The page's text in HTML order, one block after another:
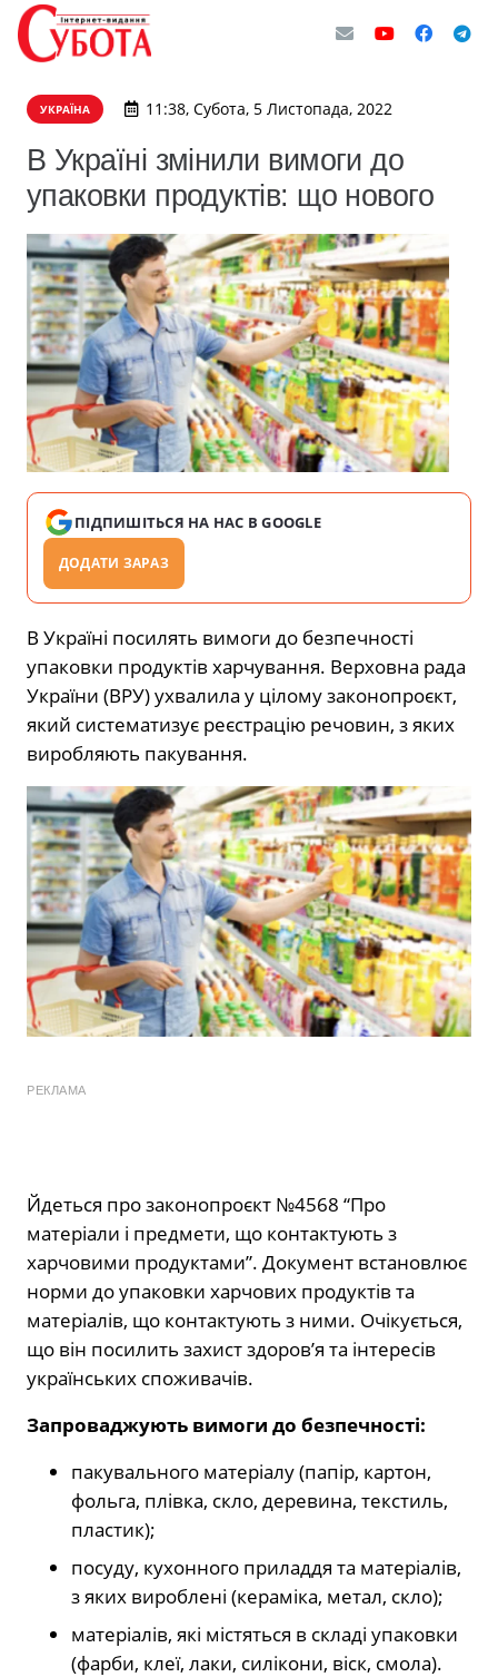
УКРАЇНА 11:38, Субота, 5 Листопада, 2022
В Україні змінили вимоги до
упаковки продуктів: що нового
ПІДПИШІТЬСЯ НА НАС В GOOGLE
ДОДАТИ ЗАРАЗ
В Україні посилять вимоги до безпечності
упаковки продуктів харчування. Верховна рада
України (ВРУ) ухвалила у цілому законопроєкт,
який систематизує реєстрацію речовин, з яких
виробляють пакування.
РЕКЛАМА
Йдеться про законопроєкт №4568 “Про
матеріали і предмети, що контактують з
харчовими продуктами”. Документ встановлює
норми до упаковки харчових продуктів та
матеріалів, що контактують з ними. Очікується,
що він посилить захист здоров’я та інтересів
українських споживачів.
Запроваджують вимоги до безпечності:
пакувального матеріалу (папір, картон,
фольга, плівка, скло, деревина, текстиль,
пластик);
посуду, кухонного приладдя та матеріалів,
з яких вироблені (кераміка, метал, скло);
матеріалів, які містяться в складі упаковки
(фарби, клеї, лаки, силікони, віск, смола).